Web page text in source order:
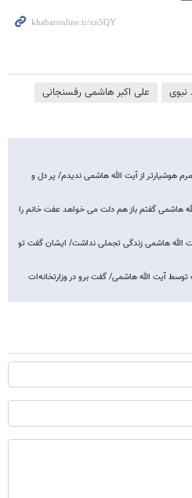
نبوی علی اکبر هاشمی رفسنجانی
هوشیارتر از آیت الله هاشمی ندیدم/ پر دل و
هاشمی گفتم باز هم دلت می خواهد عفت خانم را
الله هاشمی زندگی تجملی نداشت/ ایشان گفت تو
آیت الله هاشمی/ گفت برو در وزارتخانه‌ات